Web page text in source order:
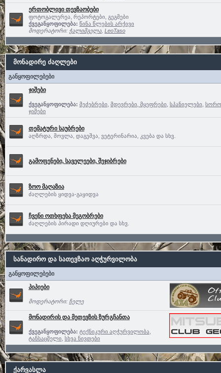
ერთობლივი თევზაობები
ფოტოგალერეა, რეპორტები, გეგმები
ქვეგანყოფილება: წინა წლების არქივი
მოდერატორი: ჭალიმგელა, LeoTaso
მონადირე ძაღლები
განყოფილებები
ჯიშები
ქვეგანყოფილება: მეძებრები მდევრები, მყეფრები სპანიელები
ჯიშები
თემატური საუბრები
აღზრდა, მოვლა, დაგეშვა, ვეტერინარია, კვება და სხვ.
გამოფენები, საველეები, შეჯიბრები
ზოო მაღაზია
ძაღლების ყიდვა-გაყიდვა
ჩვენი ოთხფეხა მეგობრები
ძაღლების პირადი დღიურები და სხვ.
სანადირო და სათევზაო აღჭურვილობა
განყოფილებები
პიპიები
მოდერატორი: ჩელე
მონადირის და მეთევზის ზურგჩანთა
ქვეგანყოფილება: ტექნიკური აღჭურვილობა
ტანსაცმელი სხვა ნივთები
ქარვასლა